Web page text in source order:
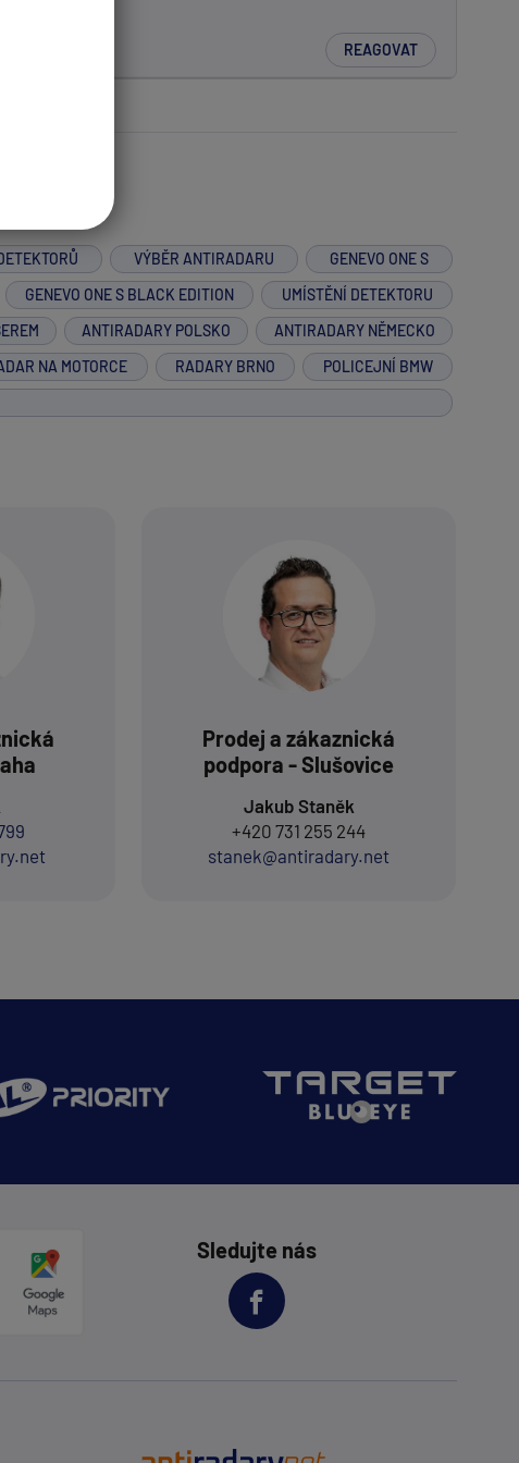
REAGOVAT
VÝBĚR ANTIRADARU
GENEVO ONE S
GENEVO ONE S BLACK EDITION
UMÍSTĚNÍ DETEKTORU
ANTIRADARY POLSKO
ANTIRADARY NĚMECKO
NA MOTORCE RADARY BRNO
POLICEJNÍ BMW
Prodej a zákaznická
podpora - Slušovice
Jakub Staněk
+420 731 255 244
stanek@antiradary.net
Sledujte nás